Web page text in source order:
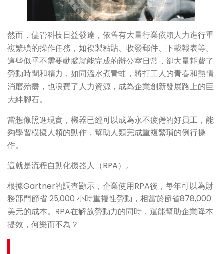
然而，儘管科技日益發達，依舊有大量行業依賴人力進行重
複繁瑣的操作任務，如複製粘貼、收發郵件、下載報表等。
這些似乎不需要動腦就能完成的辦公室日常，卻大量耗費了
勞動時間和精力，如同溫水煮青蛙，將打工人的青春和熱情
消磨殆盡，也浪費了人力資源，成為企業創新發展路上的巨
大絆腳石。
當想像照進現實，機器已經可以成為永不疲倦的好員工，能
夠學習模擬人類的動作，幫助人類完成重複繁瑣的例行操
作。
這就是流程自動化機器人（RPA）。
根據Gartner的調查顯示，企業使用RPA後，每年可以為財
務部門節省 25,000 小時重複性勞動，相當於節省878,000
美元的成本。RPA在解放勞動力的同時，還能幫助企業降本
提效，何樂而不為？